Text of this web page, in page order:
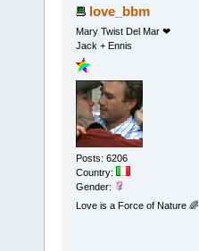
love_bbm
Mary Twist Del Mar ❤
Jack + Ennis
Posts: 6206
Country:
Gender:
Love is a Force of Nature 🌈